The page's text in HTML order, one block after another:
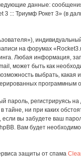
данные:
::: Триумф Рокет 3» (в
на форумах
Любая информация,
может быть как
выбрать,
программным
регистрируясь на
ни при каких
вы забудете ваш
Вам будет
защиты от спама